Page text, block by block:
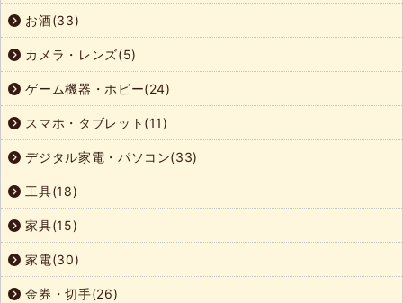
お酒(33)
カメラ・レンズ(5)
ゲーム機器・ホビー(24)
スマホ・タブレット(11)
デジタル家電・パソコン(33)
工具(18)
家具(15)
家電(30)
金券・切手(26)